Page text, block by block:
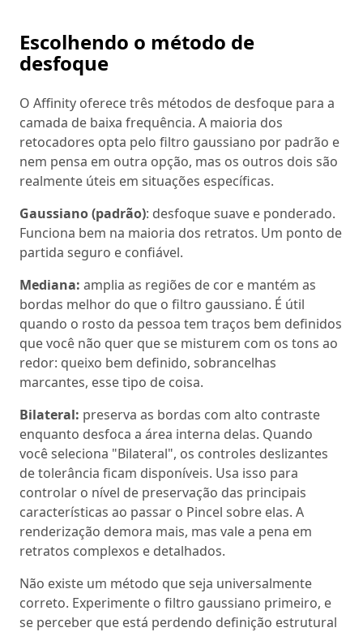
Escolhendo o método de
desfoque
O Affinity oferece três métodos de desfoque para a
camada de baixa frequência. A maioria dos
retocadores opta pelo filtro gaussiano por padrão e
nem pensa em outra opção, mas os outros dois são
realmente úteis em situações específicas.
Gaussiano (padrão): desfoque suave e ponderado.
Funciona bem na maioria dos retratos. Um ponto de
partida seguro e confiável.
Mediana: amplia as regiões de cor e mantém as
bordas melhor do que o filtro gaussiano. É útil
quando o rosto da pessoa tem traços bem definidos
que você não quer que se misturem com os tons ao
redor: queixo bem definido, sobrancelhas
marcantes, esse tipo de coisa.
Bilateral: preserva as bordas com alto contraste
enquanto desfoca a área interna delas. Quando
você seleciona "Bilateral", os controles deslizantes
de tolerância ficam disponíveis. Usa isso para
controlar o nível de preservação das principais
características ao passar o Pincel sobre elas. A
renderização demora mais, mas vale a pena em
retratos complexos e detalhados.
Não existe um método que seja universalmente
correto. Experimente o filtro gaussiano primeiro, e
se perceber que está perdendo definição estrutural